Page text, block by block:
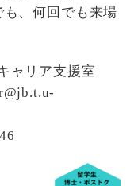
、何回でも来場
ャリア支援室